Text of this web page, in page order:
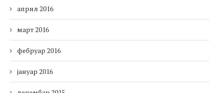
април 2016
март 2016
фебруар 2016
јануар 2016